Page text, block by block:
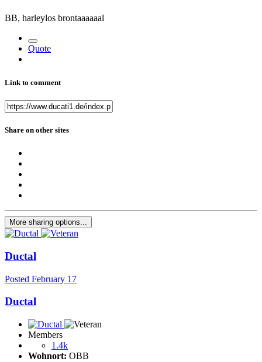
BB, harleylos brontaaaaaal
Quote
Link to comment
Share on other sites
More sharing options...
Ductal
Posted February 17
Ductal
Members
1.4k
Wohnort: OBB